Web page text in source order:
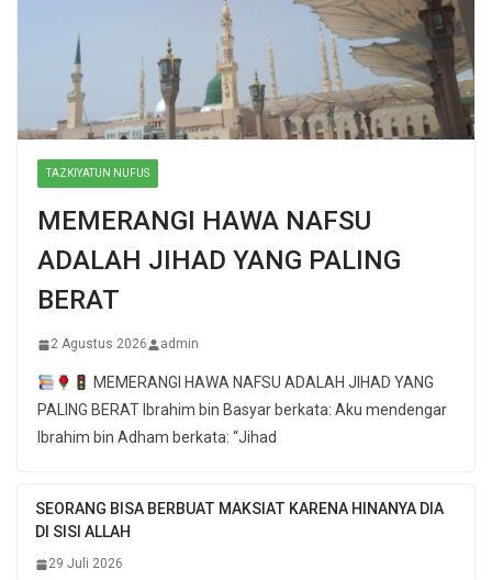
TAZKIYATUN NUFUS
MEMERANGI HAWA NAFSU
ADALAH JIHAD YANG PALING
BERAT
2 Agustus 2026 admin
MEMERANGI HAWA NAFSU ADALAH JIHAD YANG
PALING BERAT Ibrahim bin Basyar berkata: Aku mendengar
Ibrahim bin Adham berkata: “Jihad
SEORANG BISA BERBUAT MAKSIAT KARENA HINANYA DIA
DI SISI ALLAH
29 Juli 2026